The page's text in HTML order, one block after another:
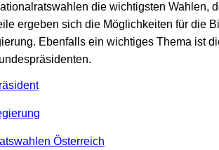
die wichtigsten Wahlen,
ergeben sich die Möglichkeiten für die
Ebenfalls ein wichtiges Thema ist
Österreich